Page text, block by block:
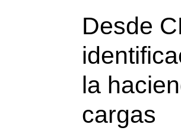
Desde
la
cargas